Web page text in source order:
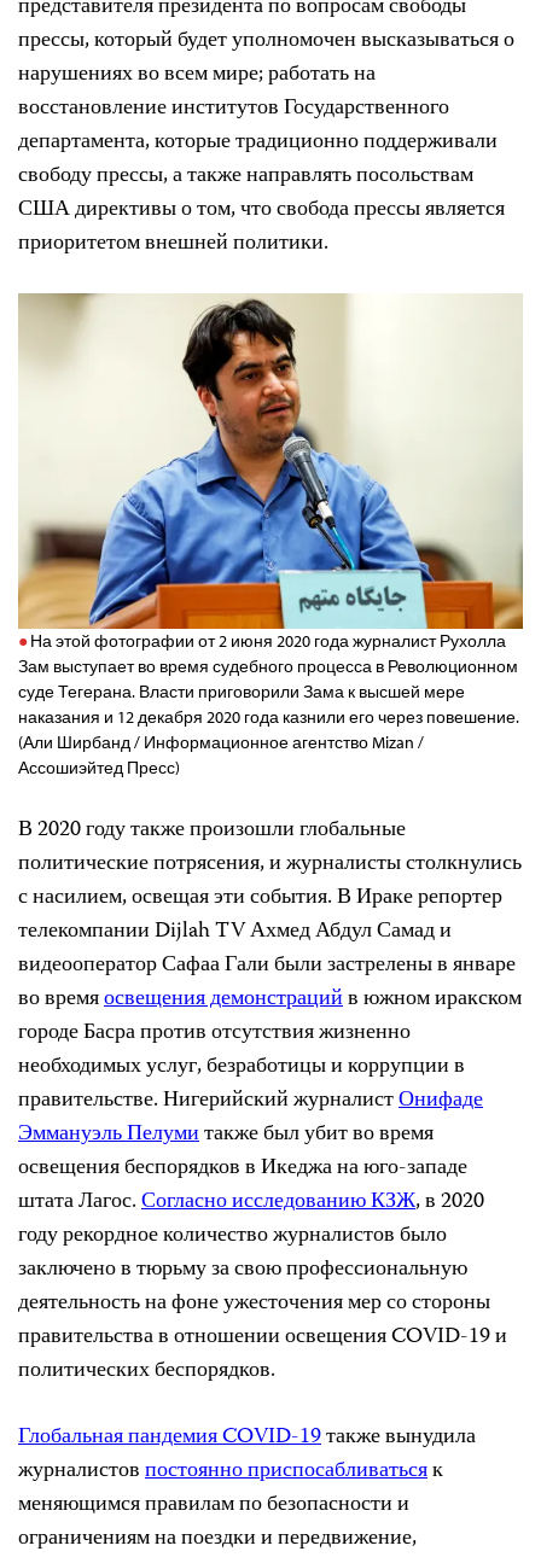
прессы, который будет уполномочен высказываться о
нарушениях во всем мире; работать на
восстановление институтов Государственного
департамента, которые традиционно поддерживали
свободу прессы, а также направлять посольствам
США директивы о том, что свобода прессы является
приоритетом внешней политики.
На этой фотографии от 2 июня 2020 года журналист Рухолла
Зам выступает во время судебного процесса в Революционном
суде Тегерана. Власти приговорили Зама к высшей мере
наказания и 12 декабря 2020 года казнили его через повешение.
(Али Ширбанд / Информационное агентство Mizan /
Ассошиэйтед Пресс)
В 2020 году также произошли глобальные
политические потрясения, и журналисты столкнулись
с насилием, освещая эти события. В Ираке репортер
телекомпании Dijlah TV Ахмед Абдул Самад и
видеооператор Сафаа Гали были застрелены в январе
во времяосвещения демонстрацийв южном иракском
городе Басра против отсутствия жизненно
необходимых услуг, безработицы и коррупции в
правительстве. Нигерийский журналистОнифаде
Эммануэль Пелумитакже был убит во время
освещения беспорядков в Икеджа на юго-западе
штата Лагос.Согласно исследованию КЗЖ, в 2020
году рекордное количество журналистов было
заключено в тюрьму за свою профессиональную
деятельность на фоне ужесточения мер со стороны
правительства в отношении освещения COVID-19 и
политических беспорядков.
Глобальная пандемия COVID-19также вынудила
журналистовпостоянно приспосабливатьсяк
меняющимся правилам по безопасности и
ограничениям на поездки и передвижение,